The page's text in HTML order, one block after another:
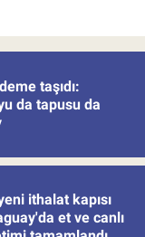
taşıdı:
da tapusu da
ithalat kapısı
et ve canlı